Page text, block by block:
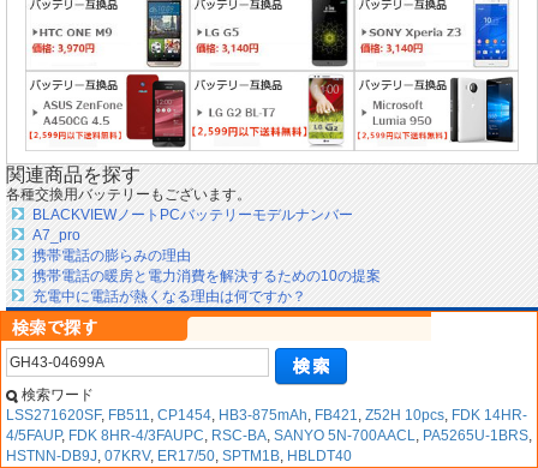
関連商品を探す
各種交換用バッテリーもございます。
BLACKVIEWノートPCバッテリーモデルナンバー
A7_pro
携帯電話の膨らみの理由
携帯電話の暖房と電力消費を解決するための10の提案
充電中に電話が熱くなる理由は何ですか？
検索ワード
LSS271620SF, FB511, CP1454, HB3-875mAh, FB421, Z52H 10pcs, FDK 14HR-
4/5FAUP, FDK 8HR-4/3FAUPC, RSC-BA, SANYO 5N-700AACL, PA5265U-1BRS,
HSTNN-DB9J, 07KRV, ER17/50, SPTM1B, HBLDT40